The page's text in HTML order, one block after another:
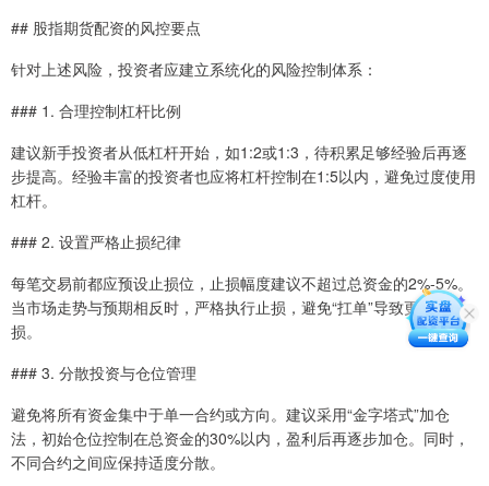
## 股指期货配资的风控要点
针对上述风险，投资者应建立系统化的风险控制体系：
### 1. 合理控制杠杆比例
建议新手投资者从低杠杆开始，如1:2或1:3，待积累足够经验后再逐
步提高。经验丰富的投资者也应将杠杆控制在1:5以内，避免过度使用
杠杆。
### 2. 设置严格止损纪律
每笔交易前都应预设止损位，止损幅度建议不超过总资金的2%-5%。
当市场走势与预期相反时，严格执行止损，避免“扛单”导致更大亏
损。
### 3. 分散投资与仓位管理
避免将所有资金集中于单一合约或方向。建议采用“金字塔式”加仓
法，初始仓位控制在总资金的30%以内，盈利后再逐步加仓。同时，
不同合约之间应保持适度分散。